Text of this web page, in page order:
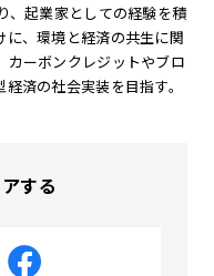
、起業家としての経験を積
に、環境と経済の共生に関
カーボンクレジットやブロ
済の社会実装を目指す。
する